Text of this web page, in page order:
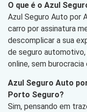
O que é o Azul
Azul Seguro Auto por
carro por assinatura
descomplicar a sua
de seguro
online, sem
Azul Seguro Auto
Porto Seguro?
Sim, pensando em